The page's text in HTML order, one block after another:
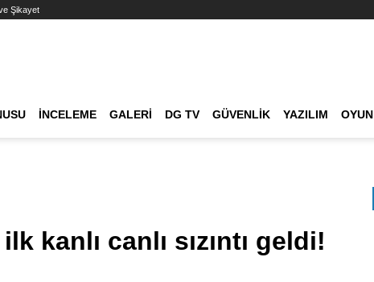
Şikayet
İNCELEME GALERI DG TV GÜVENLIK YAZILIM OYUN
kanlı canlı sızıntı geldi!